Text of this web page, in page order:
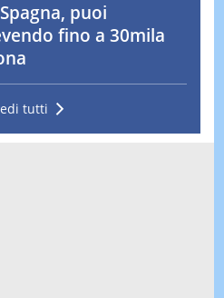
puoi
fino a 30mila
tutti